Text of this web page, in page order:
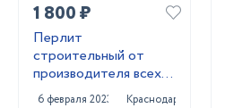
1 800 ₽
Перлит
строительный от
производителя всех
марок
6 февраля 2023 Краснодар